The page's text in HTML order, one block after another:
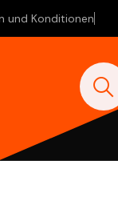
und Konditionen